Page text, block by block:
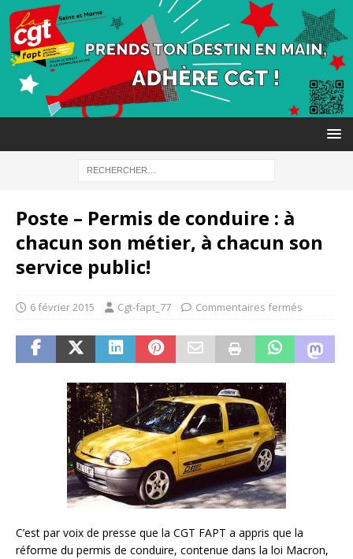
Poste – Permis de conduire : à
chacun son métier, à chacun son
service public!
6 février 2015 Cgt-fapt_77 Commentaires fermés
C’est par voix de presse que la CGT FAPT a appris que la
réforme du permis de conduire, contenue dans la loi Macron,